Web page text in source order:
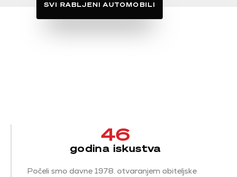
SVI RABLJENI AUTOMOBILI
46
godina iskustva
Počeli smo davne 1978. otvaranjem obiteljske